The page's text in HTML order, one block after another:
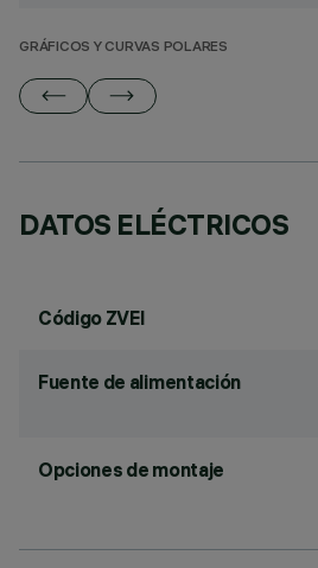
GRÁFICOS Y CURVAS POLARES
DATOS ELÉCTRICOS
Código ZVEI
Fuente de alimentación
Opciones de montaje